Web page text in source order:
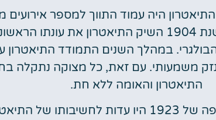
היה עמוד התווך למספר אירועים
הסצנה האמנותית של בולגריה. בשנת 1904 השיק
במהלך השנים התמודד התיאטרון
1923, שגרמה לנזק משמעותי. עם זאת, כל מצוקה
התיאטרון והאומה ללא חת.
מאמצי הבנייה מחדש לאחר השריפה של 1923 היו עדות